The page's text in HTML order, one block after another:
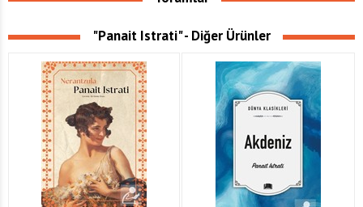
"Panait Istrati" - Diğer Ürünler